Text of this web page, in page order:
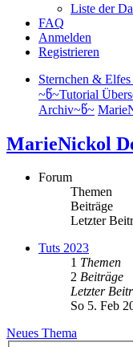
Liste der
FAQ
Anmelden
Registrieren
Sternchen &
~წ~Tutorial
Archiv~წ~
MarieNickol
Forum
Themen
Beiträge
Letzter
Tuts 2023
1 Themen
2 Beiträge
Letzter
So 5. Feb
Neues Thema